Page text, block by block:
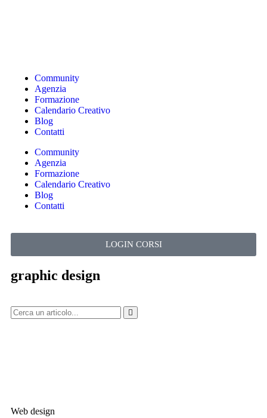
Community
Agenzia
Formazione
Calendario Creativo
Blog
Contatti
Community
Agenzia
Formazione
Calendario Creativo
Blog
Contatti
LOGIN CORSI
graphic design
Web design